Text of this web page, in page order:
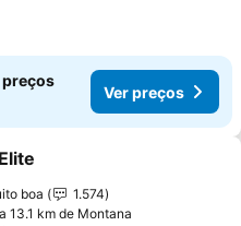
preços
Ver preços
aos favoritos
boa
1.574
13.1 km de Montana